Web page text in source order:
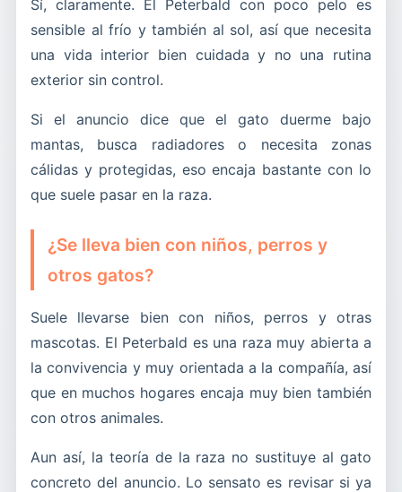
Sí, claramente. El Peterbald con poco pelo es
sensible al frío y también al sol, así que necesita
una vida interior bien cuidada y no una rutina
exterior sin control.
Si el anuncio dice que el gato duerme bajo
mantas, busca radiadores o necesita zonas
cálidas y protegidas, eso encaja bastante con lo
que suele pasar en la raza.
¿Se lleva bien con niños, perros y
otros gatos?
Suele llevarse bien con niños, perros y otras
mascotas. El Peterbald es una raza muy abierta a
la convivencia y muy orientada a la compañía, así
que en muchos hogares encaja muy bien también
con otros animales.
Aun así, la teoría de la raza no sustituye al gato
concreto del anuncio. Lo sensato es revisar si ya